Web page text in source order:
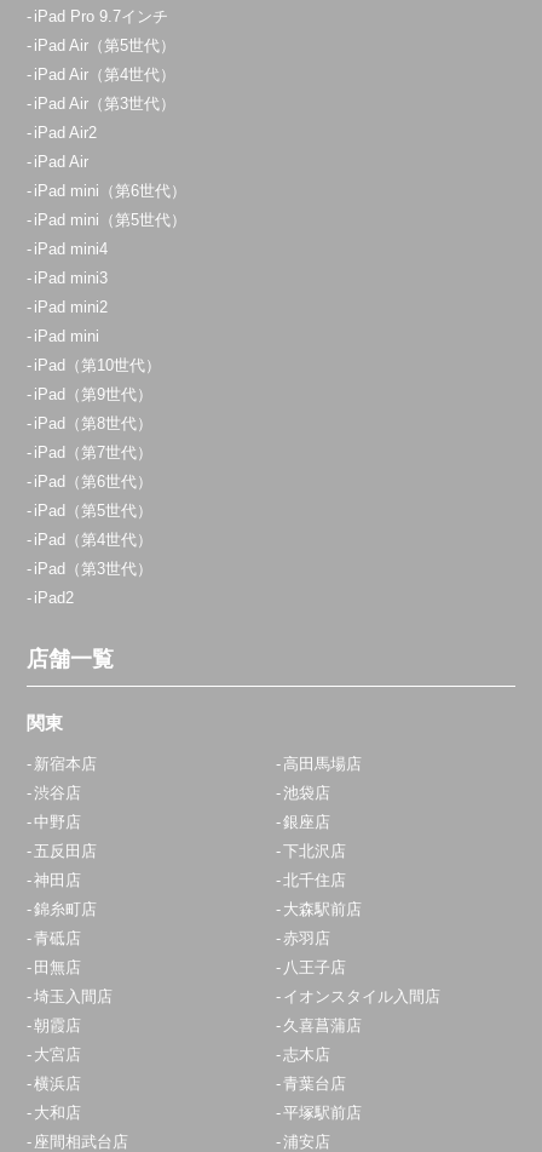
iPad Pro 9.7インチ
iPad Air（第5世代）
iPad Air（第4世代）
iPad Air（第3世代）
iPad Air2
iPad Air
iPad mini（第6世代）
iPad mini（第5世代）
iPad mini4
iPad mini3
iPad mini2
iPad mini
iPad（第10世代）
iPad（第9世代）
iPad（第8世代）
iPad（第7世代）
iPad（第6世代）
iPad（第5世代）
iPad（第4世代）
iPad（第3世代）
iPad2
店舗一覧
関東
新宿本店
高田馬場店
渋谷店
池袋店
中野店
銀座店
五反田店
下北沢店
神田店
北千住店
錦糸町店
大森駅前店
青砥店
赤羽店
田無店
八王子店
埼玉入間店
イオンスタイル入間店
朝霞店
久喜菖蒲店
大宮店
志木店
横浜店
青葉台店
大和店
平塚駅前店
座間相武台店
浦安店